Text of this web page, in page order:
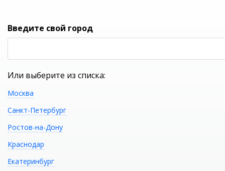
Введите свой город
Или выберите из списка:
Москва
Санкт-Петербург
Ростов-на-Дону
Краснодар
Екатеринбург